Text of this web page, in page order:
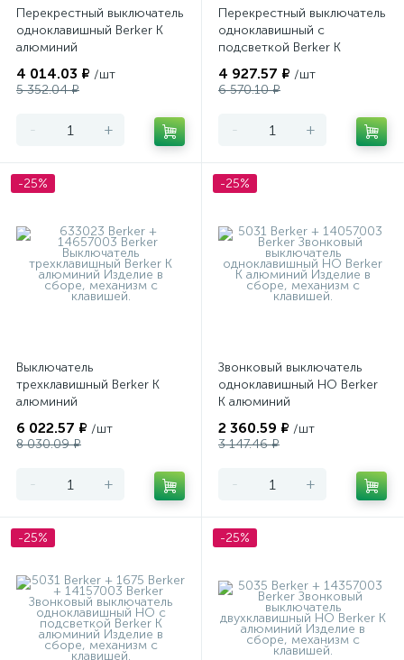
Перекрестный выключатель
одноклавишный Berker K
алюминий
4 014.03 ₽ /шт
5 352.04 ₽
- +
Перекрестный выключатель
одноклавишный с
подсветкой Berker K
4 927.57 ₽ /шт
6 570.10 ₽
- +
-25%
Выключатель
трехклавишный Berker K
алюминий
6 022.57 ₽ /шт
8 030.09 ₽
- +
-25%
Звонковый выключатель
одноклавишный НО Berker
K алюминий
2 360.59 ₽ /шт
3 147.46 ₽
- +
-25% -25%